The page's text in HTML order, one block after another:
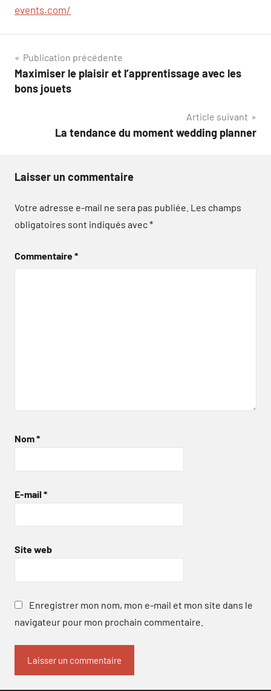
events.com/
Navigation
de
Publication précédente
Maximiser le plaisir et l’apprentissage avec les
bons jouets
Article suivant
La tendance du moment wedding planner
Laisser un commentaire
Votre adresse e-mail ne sera pas publiée. Les champs
obligatoires sont indiqués avec*
Commentaire*
Nom*
E-mail *
Site web
Enregistrer mon nom, mon e-mail et mon site dans le
navigateur pour mon prochain commentaire.